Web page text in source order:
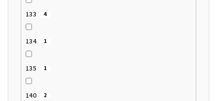
133 4
134 1
135 1
140 2